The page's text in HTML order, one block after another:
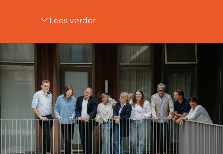
Lees verder